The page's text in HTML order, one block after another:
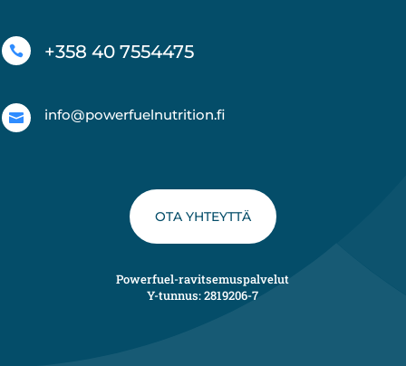
 +358 40 7554475
 info@powerfuelnutrition.fi
OTA YHTEYTTÄ
Powerfuel-ravitsemuspalvelut
Y-tunnus: 2819206-7